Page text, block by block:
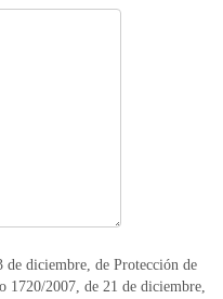
diciembre, de Protección de
1720/2007, de 21 de diciembre,